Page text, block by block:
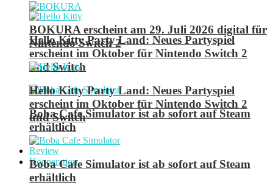
Hello Kitty Party Land: Neues Partyspiel
erscheint im Oktober für Nintendo Switch 2
und Switch
Boba Cafe Simulator ist ab sofort auf Steam
erhältlich
Review
Kooperation
BOKURA erscheint am 29. Juli 2026 digital für
Nintendo Switch 2
Hello Kitty Party Land: Neues Partyspiel
erscheint im Oktober für Nintendo Switch 2
und Switch
Boba Cafe Simulator ist ab sofort auf Steam
erhältlich